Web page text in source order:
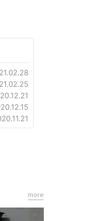
more